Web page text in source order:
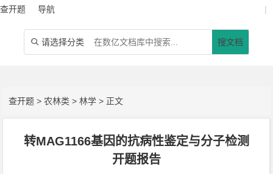
查开题 导航 |
 请选择分类 搜文档
查开题 >农林类 >林学 > 正文
转MAG1166基因的抗病性鉴定与分子检测
开题报告